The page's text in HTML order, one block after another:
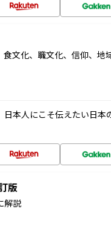
文化、職文化、信仰、地
本人にこそ伝えたい日本
版
解説